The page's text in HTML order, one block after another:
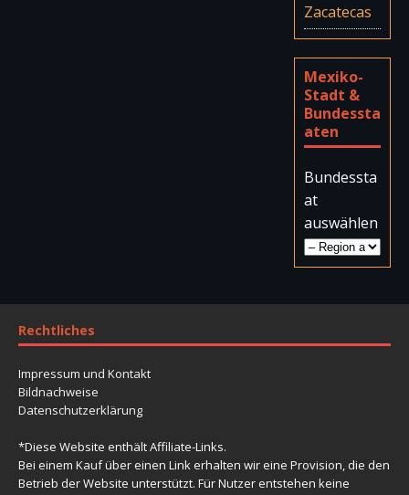
Zacatecas
Mexiko-
Stadt &
Bundessta
aten
Bundessta
at
auswählen
Rechtliches
Impressum und Kontakt
Bildnachweise
Datenschutzerklärung
*Diese Website enthält Affiliate-Links.
Bei einem Kauf über einen Link erhalten wir eine Provision, die den
Betrieb der Website unterstützt. Für Nutzer entstehen keine